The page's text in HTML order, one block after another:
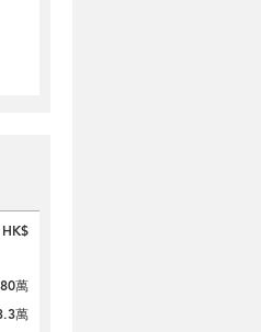
HK$
萬
萬